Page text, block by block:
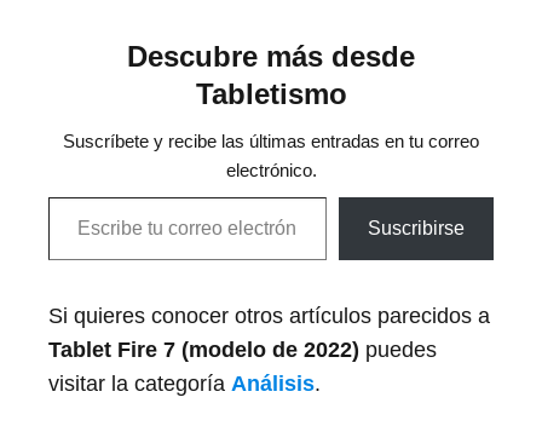
Descubre más desde
Tabletismo
Suscríbete y recibe las últimas entradas en tu correo
electrónico.
Escribe tu correo electrónico…
Suscribirse
Si quieres conocer otros artículos parecidos a
Tablet Fire 7 (modelo de 2022) puedes
visitar la categoría Análisis.